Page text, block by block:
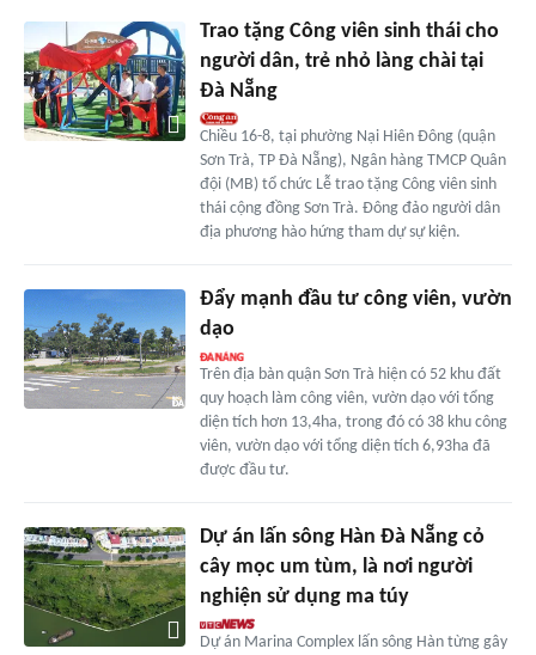
Trao tặng Công viên sinh thái cho
người dân, trẻ nhỏ làng chài tại
Đà Nẵng
Chiều 16-8, tại phường Nại Hiên Đông (quận
Sơn Trà, TP Đà Nẵng), Ngân hàng TMCP Quân
đội (MB) tổ chức Lễ trao tặng Công viên sinh
thái cộng đồng Sơn Trà. Đông đảo người dân
địa phương hào hứng tham dự sự kiện.
Đẩy mạnh đầu tư công viên, vườn
dạo
Trên địa bàn quận Sơn Trà hiện có 52 khu đất
quy hoạch làm công viên, vườn dạo với tổng
diện tích hơn 13,4ha, trong đó có 38 khu công
viên, vườn dạo với tổng diện tích 6,93ha đã
được đầu tư.
Dự án lấn sông Hàn Đà Nẵng cỏ
cây mọc um tùm, là nơi người
nghiện sử dụng ma túy
Dự án Marina Complex lấn sông Hàn từng gây